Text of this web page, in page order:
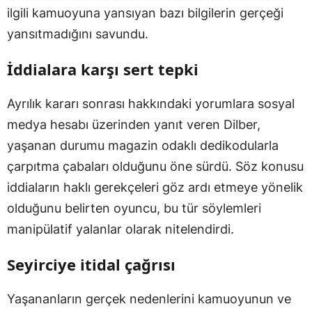
ilgili kamuoyuna yansıyan bazı bilgilerin gerçeği
yansıtmadığını savundu.
İddialara karşı sert tepki
Ayrılık kararı sonrası hakkındaki yorumlara sosyal
medya hesabı üzerinden yanıt veren Dilber,
yaşanan durumu magazin odaklı dedikodularla
çarpıtma çabaları olduğunu öne sürdü. Söz konusu
iddiaların haklı gerekçeleri göz ardı etmeye yönelik
olduğunu belirten oyuncu, bu tür söylemleri
manipülatif yalanlar olarak nitelendirdi.
Seyirciye itidal çağrısı
Yaşananların gerçek nedenlerini kamuoyunun ve